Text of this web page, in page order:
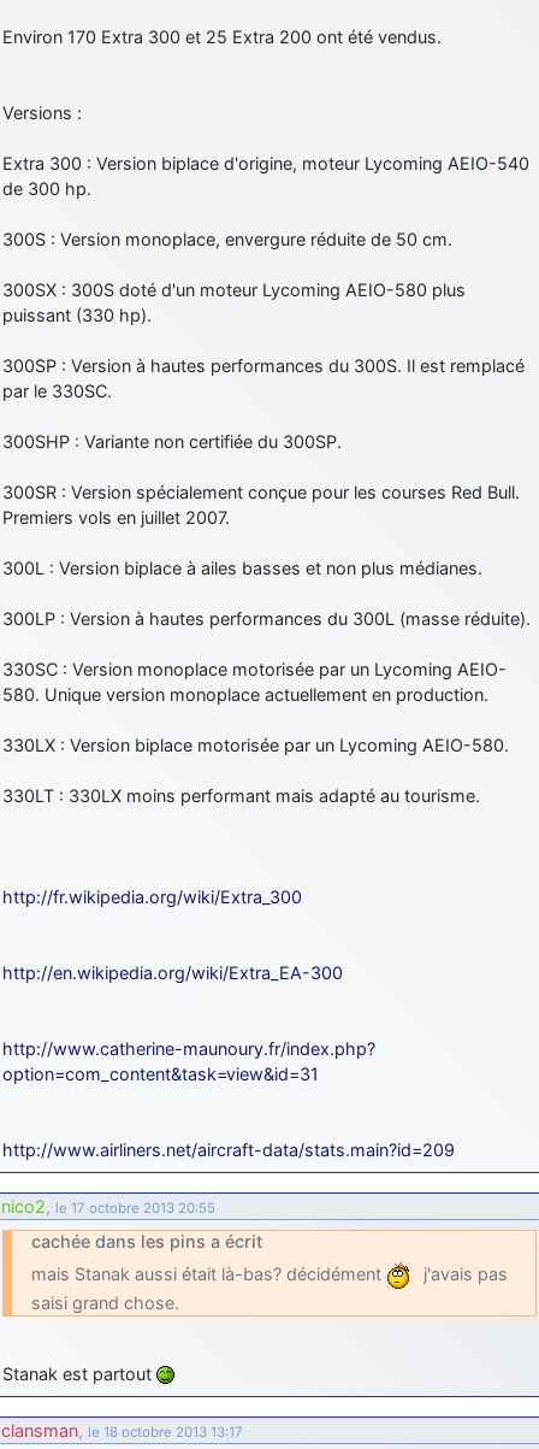
Environ 170 Extra 300 et 25 Extra 200 ont été vendus.
Versions :
Extra 300 : Version biplace d'origine, moteur Lycoming AEIO-540
de 300 hp.
300S : Version monoplace, envergure réduite de 50 cm.
300SX : 300S doté d'un moteur Lycoming AEIO-580 plus
puissant (330 hp).
300SP : Version à hautes performances du 300S. Il est remplacé
par le 330SC.
300SHP : Variante non certifiée du 300SP.
300SR : Version spécialement conçue pour les courses Red Bull.
Premiers vols en juillet 2007.
300L : Version biplace à ailes basses et non plus médianes.
300LP : Version à hautes performances du 300L (masse réduite).
330SC : Version monoplace motorisée par un Lycoming AEIO-
580. Unique version monoplace actuellement en production.
330LX : Version biplace motorisée par un Lycoming AEIO-580.
330LT : 330LX moins performant mais adapté au tourisme.
http://fr.wikipedia.org/wiki/Extra_300
http://en.wikipedia.org/wiki/Extra_EA-300
http://www.catherine-maunoury.fr/index.php?
option=com_content&task=view&id=31
http://www.airliners.net/aircraft-data/stats.main?id=209
nico2, le 17 octobre 2013 20:55
cachée dans les pins a écrit
mais Stanak aussi était là-bas? décidément
j'avais pas
saisi grand chose.
Stanak est partout
clansman, le 18 octobre 2013 13:17